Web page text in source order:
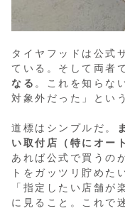
タイヤフッドは公式
ている。そして両者
なる 。これを知らな
対象外だった」とい
道標はシンプルだ。
い取付店（特にオー
あれば公式で買うの
トをガッツリ貯めた
「指定したい店舗が
に見ること。これで